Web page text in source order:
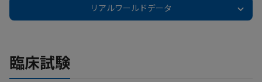
リアルワールドデータ
臨床試験